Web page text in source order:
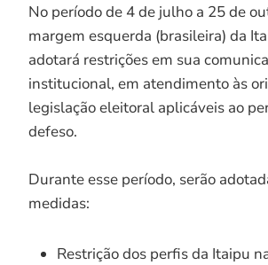
No período de 4 de julho a 25 de
margem esquerda (brasileira) da
adotará restrições em sua
institucional, em atendimento às
legislação eleitoral aplicáveis ao
defeso.
Durante esse período, serão
medidas:
Restrição dos perfis da Itaipu